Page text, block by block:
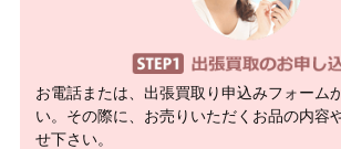
お電話または、出張買取り申込みフォーム
い。その際に、お売りいただくお品の内容
せ下さい。